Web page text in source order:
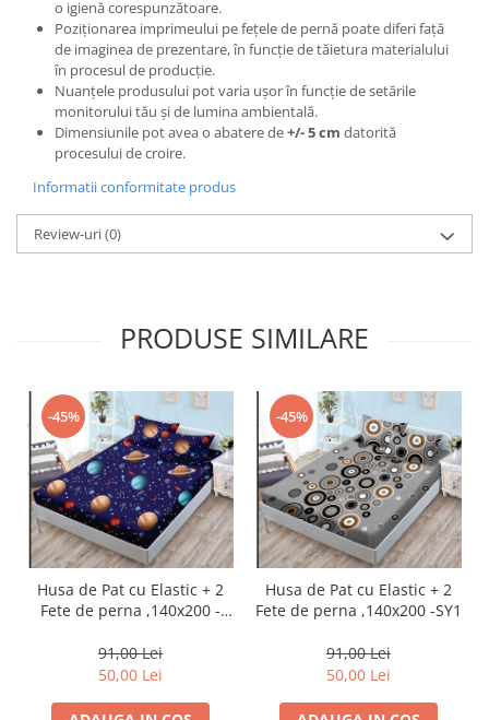
o igienă corespunzătoare.
Poziționarea imprimeului pe fețele de pernă poate diferi față
de imaginea de prezentare, în funcție de tăietura materialului
în procesul de producție.
Nuanțele produsului pot varia ușor în funcție de setările
monitorului tău și de lumina ambientală.
Dimensiunile pot avea o abatere de+/- 5 cm datorită
procesului de croire.
Informatii conformitate produs
Review-uri(0)
PRODUSE SIMILARE
-45%
Husa de Pat cu Elastic + 2
Fete de perna ,140x200 -
91,00 Lei
50,00 Lei
-45%
Husa de Pat cu Elastic + 2
Fete de perna ,140x200 -SY1
91,00 Lei
50,00 Lei